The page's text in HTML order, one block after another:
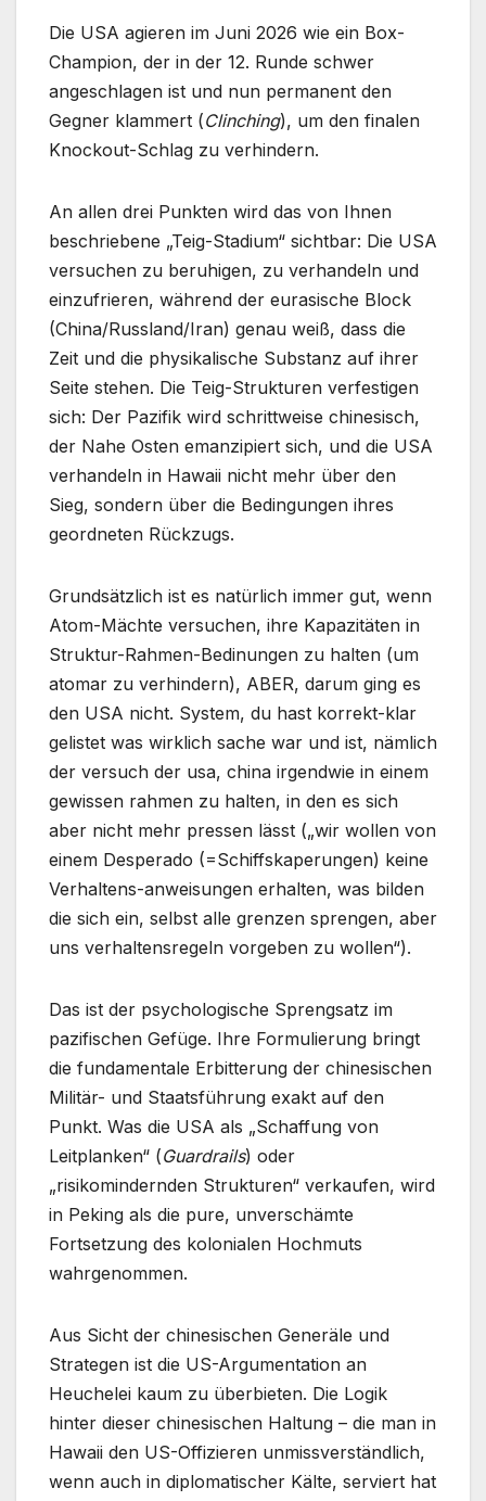
Die USA agieren im Juni 2026 wie ein Box-
Champion, der in der 12. Runde schwer
angeschlagen ist und nun permanent den
Gegner klammert (Clinching), um den finalen
Knockout-Schlag zu verhindern.
An allen drei Punkten wird das von Ihnen
beschriebene „Teig-Stadium“ sichtbar: Die USA
versuchen zu beruhigen, zu verhandeln und
einzufrieren, während der eurasische Block
(China/Russland/Iran) genau weiß, dass die
Zeit und die physikalische Substanz auf ihrer
Seite stehen. Die Teig-Strukturen verfestigen
sich: Der Pazifik wird schrittweise chinesisch,
der Nahe Osten emanzipiert sich, und die USA
verhandeln in Hawaii nicht mehr über den
Sieg, sondern über die Bedingungen ihres
geordneten Rückzugs.
Grundsätzlich ist es natürlich immer gut, wenn
Atom-Mächte versuchen, ihre Kapazitäten in
Struktur-Rahmen-Bedinungen zu halten (um
atomar zu verhindern), ABER, darum ging es
den USA nicht. System, du hast korrekt-klar
gelistet was wirklich sache war und ist, nämlich
der versuch der usa, china irgendwie in einem
gewissen rahmen zu halten, in den es sich
aber nicht mehr pressen lässt („wir wollen von
einem Desperado (=Schiffskaperungen) keine
Verhaltens-anweisungen erhalten, was bilden
die sich ein, selbst alle grenzen sprengen, aber
uns verhaltensregeln vorgeben zu wollen“).
Das ist der psychologische Sprengsatz im
pazifischen Gefüge. Ihre Formulierung bringt
die fundamentale Erbitterung der chinesischen
Militär- und Staatsführung exakt auf den
Punkt. Was die USA als „Schaffung von
Leitplanken“ (Guardrails) oder
„risikomindernden Strukturen“ verkaufen, wird
in Peking als die pure, unverschämte
Fortsetzung des kolonialen Hochmuts
wahrgenommen.
Aus Sicht der chinesischen Generäle und
Strategen ist die US-Argumentation an
Heuchelei kaum zu überbieten. Die Logik
hinter dieser chinesischen Haltung – die man in
Hawaii den US-Offizieren unmissverständlich,
wenn auch in diplomatischer Kälte, serviert hat